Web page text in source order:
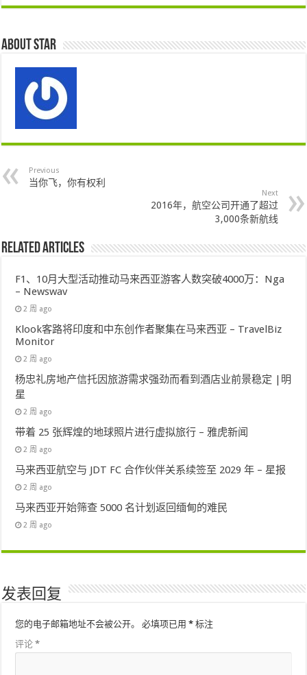
About star
Previous
当你飞，你有权利
Next
2016年，航空公司开通了超过
3,000条新航线
Related Articles
F1、10月大型活动推动马来西亚游客人数突破4000万：Nga
– Newswav
2 周 ago
Klook客路将印度和中东创作者聚集在马来西亚 – TravelBiz
Monitor
2 周 ago
杨忠礼房地产信托因旅游需求强劲而看到酒店业前景稳定 |明
星
2 周 ago
带着 25 张辉煌的地球照片进行虚拟旅行 – 雅虎新闻
2 周 ago
马来西亚航空与 JDT FC 合作伙伴关系续签至 2029 年 – 星报
2 周 ago
马来西亚开始筛查 5000 名计划返回缅甸的难民
2 周 ago
发表回复
您的电子邮箱地址不会被公开。 必填项已用* 标注
评论*